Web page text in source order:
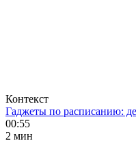
Контекст
Гаджеты по расписанию:
00:55
2 мин